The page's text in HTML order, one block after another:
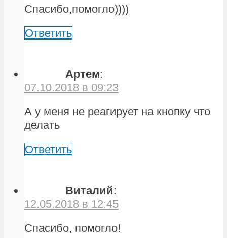
Спасибо,помогло))))
Ответить
Артем:
07.10.2018 в 09:23
А у меня не реагирует на кнопку что
делать
Ответить
Виталий:
12.05.2018 в 12:45
Спасибо, помогло!